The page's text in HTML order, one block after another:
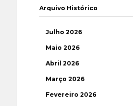
Arquivo Histórico
Julho 2026
Maio 2026
Abril 2026
Março 2026
Fevereiro 2026